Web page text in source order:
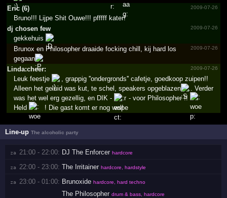
Eric (6) 2009-07-26
Bruno!!! Lijpe Shit Ouwe!!! pfffff kater!
dj chosen few
2009-07-26
gekkehuis
2009-07-26
Brunox en Philosopher draaide focking chill, kij hard los
gegaan
Linda:cheer:
2009-07-26
Leuk feestje
, grappig ''ondergronds'' cafetje, goedkoop zuipen!!
Alleen het geluid was kut, te schel, speakers opgeblazen
.. Verder
was het wel erg gezellig, en DIK -
- voor Philosopher !!
Held
! Die gast komt er nog wel!
Line-upThe alcoholic party
za 21:00 - 22:00: DJ The Enforcer hardcore
za 22:00 - 23:00: The Irritainer hardcore, hardstyle
za 23:00 - 01:00: Brunoxide hardcore, hard techno
The Philosopher drum & bass, hardcore